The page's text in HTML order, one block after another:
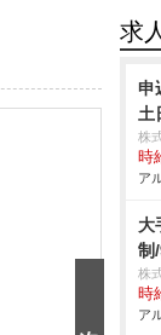
求
申
土
株
時
ア
大
制
株
時
ア